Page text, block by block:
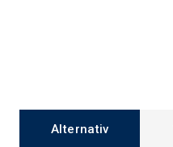
Alternativ